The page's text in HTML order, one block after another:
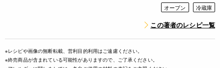
オーブン 冷蔵庫
この著者のレシピ一覧
※レシピや画像の無断転載、営利目的利用はご遠慮ください。
※終売商品が含まれている可能性がありますので、ご了承ください。